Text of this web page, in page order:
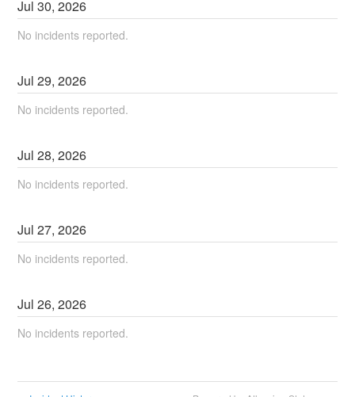
Jul30,2026
No incidents reported.
Jul29,2026
No incidents reported.
Jul28,2026
No incidents reported.
Jul27,2026
No incidents reported.
Jul26,2026
No incidents reported.